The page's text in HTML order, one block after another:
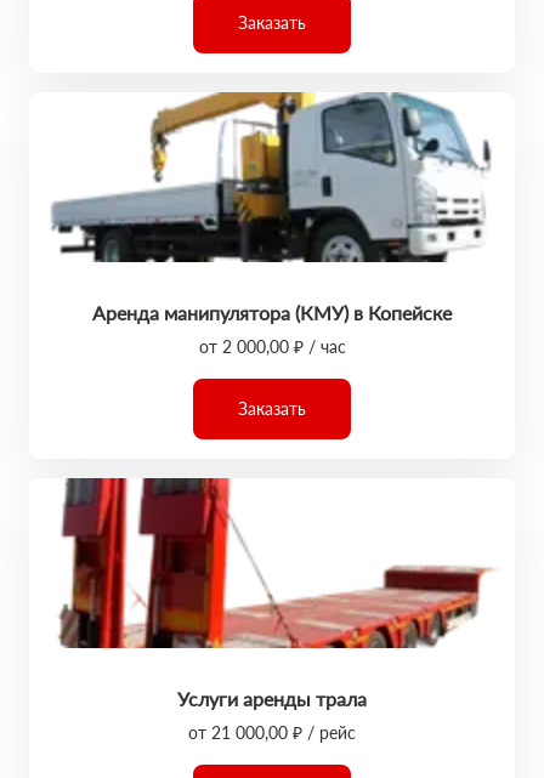
Заказать
Аренда манипулятора (КМУ) в Копейске
от 2 000,00 ₽ / час
Заказать
Услуги аренды трала
от 21 000,00 ₽ / рейс